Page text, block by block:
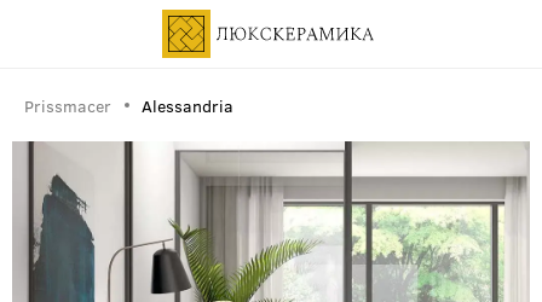
Prissmacer Alessandria